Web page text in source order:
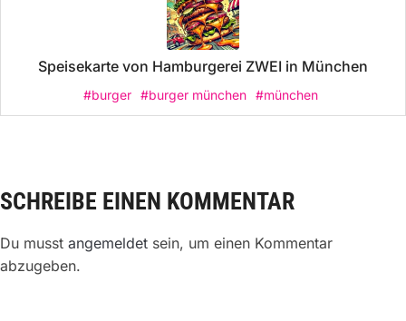
Speisekarte von Hamburgerei ZWEI in München
#burger #burger münchen #münchen
SCHREIBE EINEN KOMMENTAR
Du musst angemeldet sein, um einen Kommentar
abzugeben.